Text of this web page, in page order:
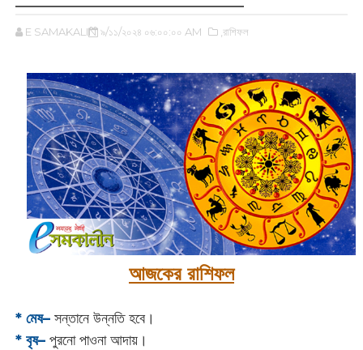
E SAMAKALIN ৯/১১/২০২৪ ০৬:০০:০০ AM ,রাশিফল
আজকের রাশিফল
* মেষ–সন্তানে উন্নতি হবে।
* বৃষ–পুরনো পাওনা আদায়।